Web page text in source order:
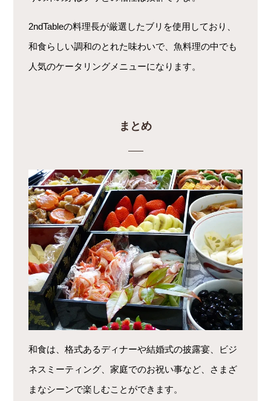
2ndTableの料理長が厳選したブリを使用しており、
和食らしい調和のとれた味わいで、魚料理の中でも
人気のケータリングメニューになります。
まとめ
和食は、格式あるディナーや結婚式の披露宴、ビジ
ネスミーティング、家庭でのお祝い事など、さまざ
まなシーンで楽しむことができます。